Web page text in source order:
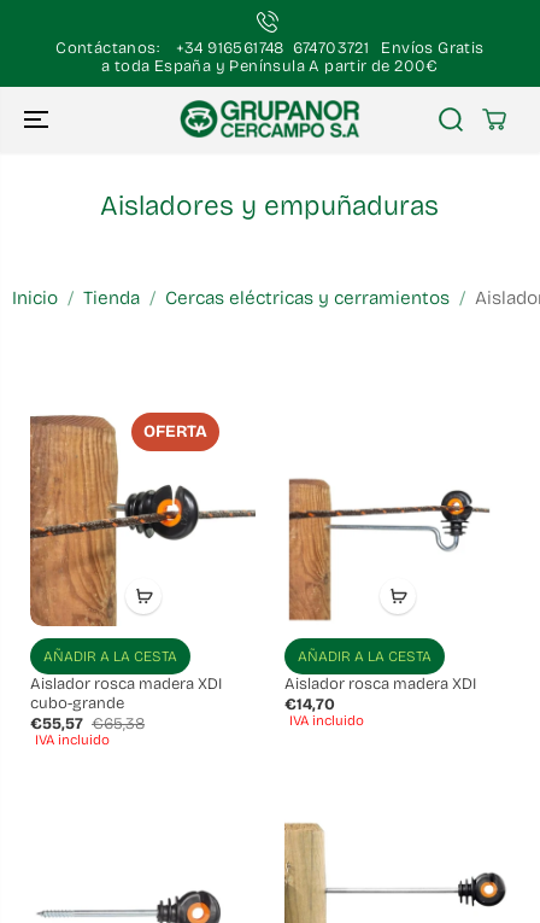
Contáctanos: +34 916561748 674703721 Envíos Gratis
a toda España y Península A partir de 200€
Aisladores y empuñaduras
Inicio / Tienda / Cercas eléctricas y cerramientos /
OFERTA
AÑADIR A LA CESTA
Aislador rosca madera XDI
cubo-grande
€55,57 €65,38
IVA incluido
AÑADIR A LA CESTA
Aislador rosca madera XDI
€14,70
IVA incluido